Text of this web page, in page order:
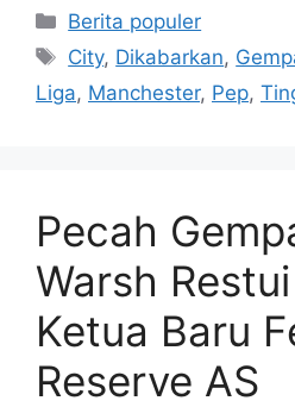
Kategori
Berita populer
Tag
City, Dikabarkan,
Liga, Manchester, Pep,
Pecah
Warsh
Ketua Baru
Reserve AS